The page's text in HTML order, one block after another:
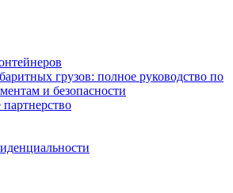
грузов: полное руководство по
и безопасности
партнерство